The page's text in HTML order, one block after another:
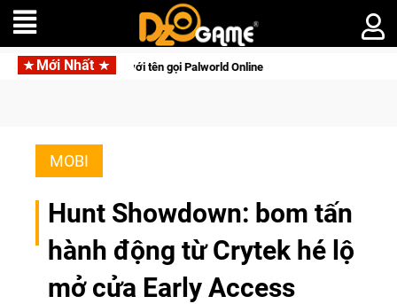
Mới Nhất
động với tên gọi Palworld Online Gia Nhập Closed Beta
MOBI
Hunt Showdown: bom tấn
hành động từ Crytek hé lộ
mở cửa Early Access